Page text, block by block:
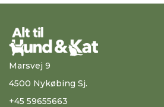
Marsvej 9
4500 Nykøbing Sj.
+45 59655663